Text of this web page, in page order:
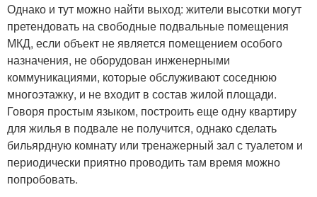
Однако и тут можно найти выход: жители высотки могут
претендовать на свободные подвальные помещения
МКД, если объект не является помещением особого
назначения, не оборудован инженерными
коммуникациями, которые обслуживают соседнюю
многоэтажку, и не входит в состав жилой площади.
Говоря простым языком, построить еще одну квартиру
для жилья в подвале не получится, однако сделать
бильярдную комнату или тренажерный зал с туалетом и
периодически приятно проводить там время можно
попробовать.